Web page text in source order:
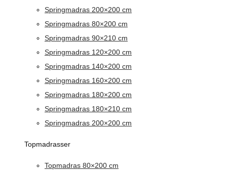
Springmadras 200×200 cm
Springmadras 80×200 cm
Springmadras 90×210 cm
Springmadras 120×200 cm
Springmadras 140×200 cm
Springmadras 160×200 cm
Springmadras 180×200 cm
Springmadras 180×210 cm
Springmadras 200×200 cm
Topmadrasser
Topmadras 80×200 cm